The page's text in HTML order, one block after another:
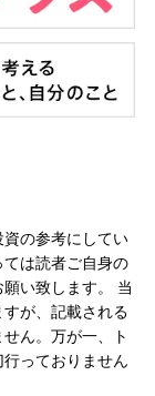
の参考にしてい
は読者ご自身の
い致します。 当
が、記載される
ん。万が一、ト
っておりません